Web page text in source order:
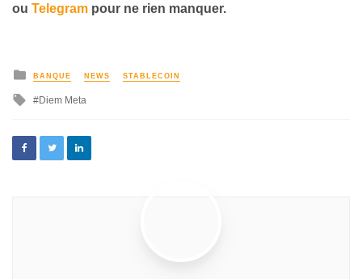
ou Telegram pour ne rien manquer.
BANQUE NEWS STABLECOIN
Diem Meta